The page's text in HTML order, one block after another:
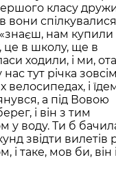
класу
вони
нам купили
це в школу, ще в
ходили, і ми,
нас тут річка зовсім
велосипедах, і
а під Вовою
і він з тим
у воду. Ти б
звідти вилетів
і таке, мов би, він